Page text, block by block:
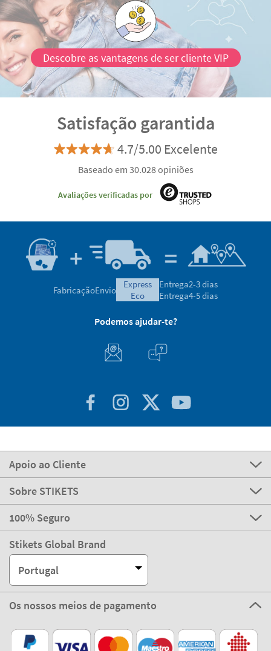
Descobre as vantagens de ser cliente VIP
Satisfação garantida
4.7/5.00 Excelente
Baseado em 30.028 opiniões
Avaliações verificadas por
FabricaçãoEnvio
express
eco
Entrega2-3 dias
Entrega4-5 dias
Podemos ajudar-te?
Apoio ao Cliente
Sobre STIKETS
100% Seguro
Stikets Global Brand
Portugal
Os nossos meios de pagamento